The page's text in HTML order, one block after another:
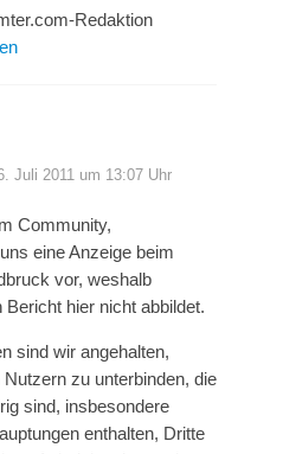
Redaktion
Juli 2011 um 13:07 Uhr
Community,
eine Anzeige beim
vor, weshalb
hier nicht abbildet.
sind wir angehalten,
zu unterbinden, die
sind, insbesondere
enthalten, Dritte